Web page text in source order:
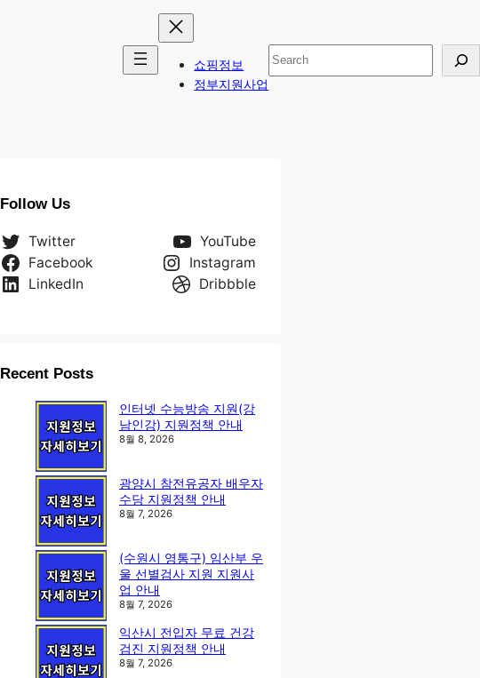
쇼핑정보
정부지원사업
검
색
Follow Us
Twitter
YouTube
Facebook
Instagram
LinkedIn
Dribbble
Recent Posts
인터넷 수능방송 지원(강
남인강) 지원정책 안내
8월 8, 2026
광양시 참전유공자 배우자
수당 지원정책 안내
8월 7, 2026
(수원시 영통구) 임산부 우
울 선별검사 지원 지원사
업 안내
8월 7, 2026
익산시 전입자 무료 건강
검진 지원정책 안내
8월 7, 2026